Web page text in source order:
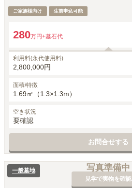
ご家族様向け 生前申込可能
280万円+墓石代
利用料(永代使用料)
2,800,000円
面積/特徴
1.69㎡（1.3×1.3m）
空き状況
要確認
お問合せする
写真準備中
見学で実物を確認
一般墓地